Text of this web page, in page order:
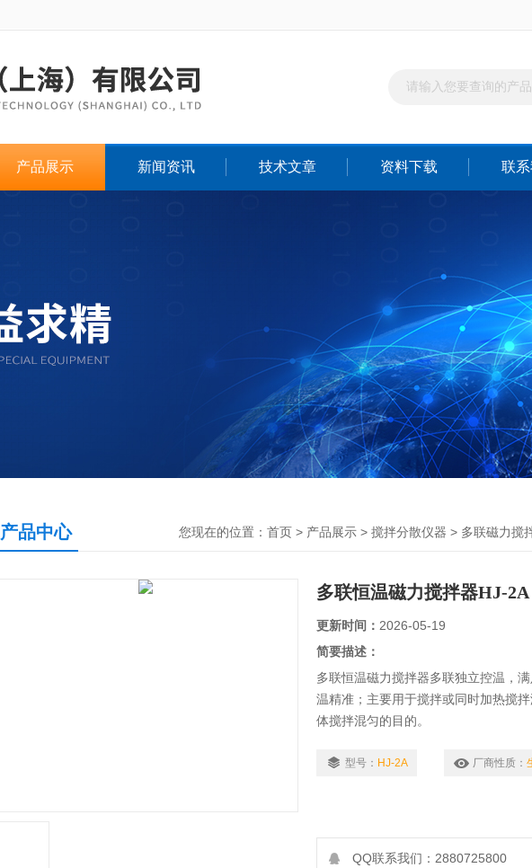
产品展示 新闻资讯 技术文章 资料下载 联
产品中心 您现在的位置： 首页 > 产品展示 > 搅拌分散仪器 > 多联磁力搅
多联恒温磁力搅拌器HJ-2A
更新时间： 2026-05-19
简要描述：
多联恒温磁力搅拌器多联独立控温，
温精准；主要用于搅拌或同时加热搅
体搅拌混匀的目的。
型号： HJ-2A 厂商性质：
QQ联系我们：2880725800